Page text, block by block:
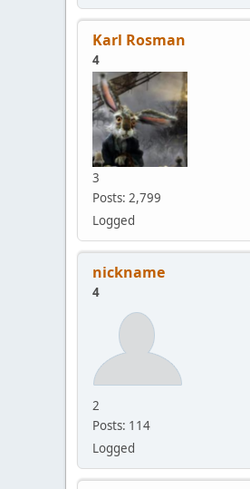
Karl Rosman
4
3
Posts: 2,799
Logged
nickname
4
2
Posts: 114
Logged